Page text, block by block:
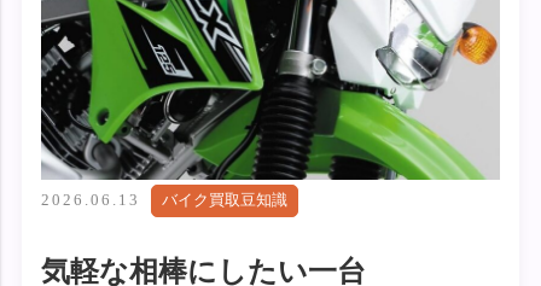
2026.06.13 バイク買取豆知識
気軽な相棒にしたい一台